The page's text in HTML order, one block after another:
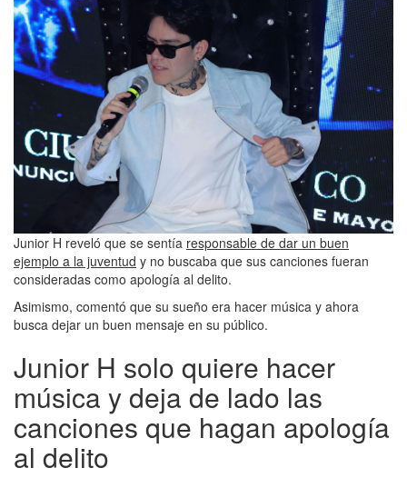
Junior H reveló que se sentía responsable de dar un buen
ejemplo a la juventud y no buscaba que sus canciones fueran
consideradas como apología al delito.
Asimismo, comentó que su sueño era hacer música y ahora
busca dejar un buen mensaje en su público.
Junior H solo quiere hacer
música y deja de lado las
canciones que hagan apología
al delito